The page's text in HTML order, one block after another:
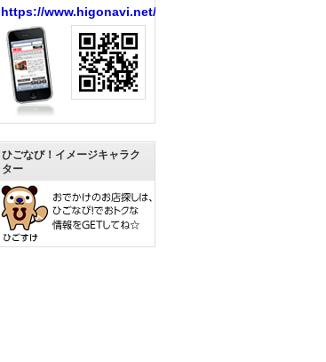
https://www.higonavi.net/
ひごなび！イメージキャラク
ター